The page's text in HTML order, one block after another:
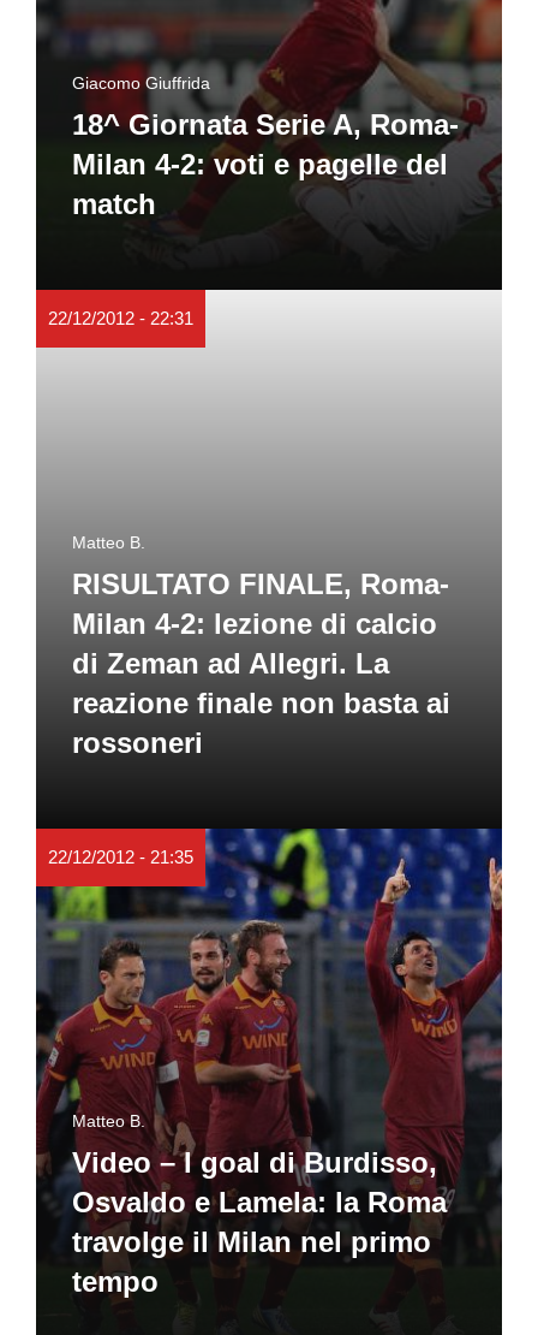
Giacomo Giuffrida
18^ Giornata Serie A, Roma-
Milan 4-2: voti e pagelle del
match
22/12/2012 - 22:31
Matteo B.
RISULTATO FINALE, Roma-
Milan 4-2: lezione di calcio
di Zeman ad Allegri. La
reazione finale non basta ai
rossoneri
22/12/2012 - 21:35
Matteo B.
Video – I goal di Burdisso,
Osvaldo e Lamela: la Roma
travolge il Milan nel primo
tempo